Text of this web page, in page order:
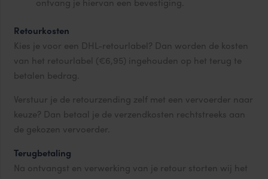
Retourkosten
Kies je voor een DHL-retourlabel? Dan worden de kosten
van het retourlabel (€6,95) ingehouden op het terug te
betalen bedrag.
Verstuur je de retourzending zelf met een vervoerder naar
keuze? Dan betaal je de verzendkosten rechtstreeks aan
de gekozen vervoerder.
Terugbetaling
Na ontvangst en verwerking van je retour storten wij het